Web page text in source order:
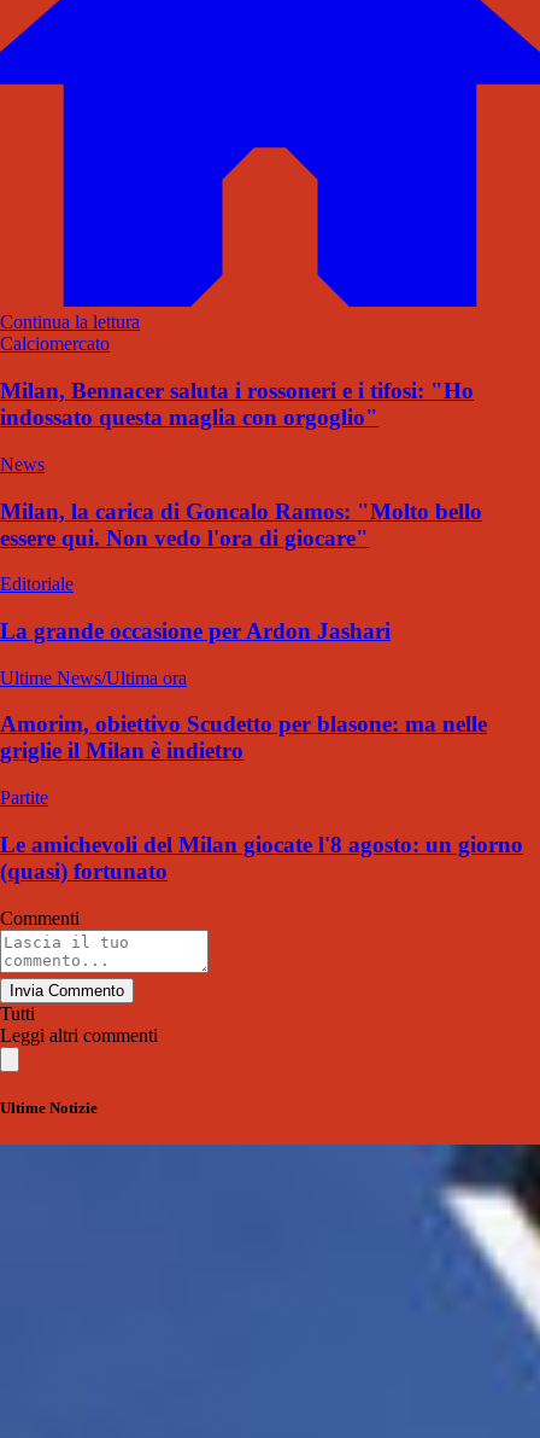
Continua la lettura
Calciomercato
Milan, Bennacer saluta i rossoneri e i tifosi: "Ho
indossato questa maglia con orgoglio"
News
Milan, la carica di Goncalo Ramos: "Molto bello
essere qui. Non vedo l'ora di giocare"
Editoriale
La grande occasione per Ardon Jashari
Ultime News/Ultima ora
Amorim, obiettivo Scudetto per blasone: ma nelle
griglie il Milan è indietro
Partite
Le amichevoli del Milan giocate l'8 agosto: un giorno
(quasi) fortunato
Commenti
Invia Commento
Tutti
Leggi altri commenti
Ultime Notizie